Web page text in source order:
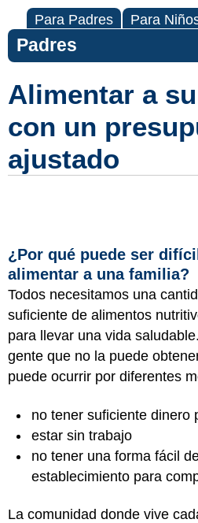
Para Padres Para
Padres
Alimentar a
con un
ajustado
¿Por qué puede ser difícil
alimentar a una familia?
Todos necesitamos una
suficiente de alimentos
para llevar una vida
gente que no la puede
puede ocurrir por diferentes
no tener suficiente dinero
estar sin trabajo
no tener una forma fácil
establecimiento para
La comunidad donde vive